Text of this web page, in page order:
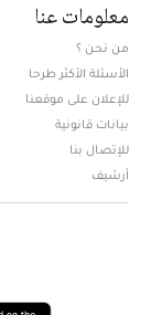
معلومات عنا
من نحن ؟
الأسئلة الأكثر طرحا
للإعلان على موقعنا
بيانات قانونية
للإتصال بنا
أرشيف